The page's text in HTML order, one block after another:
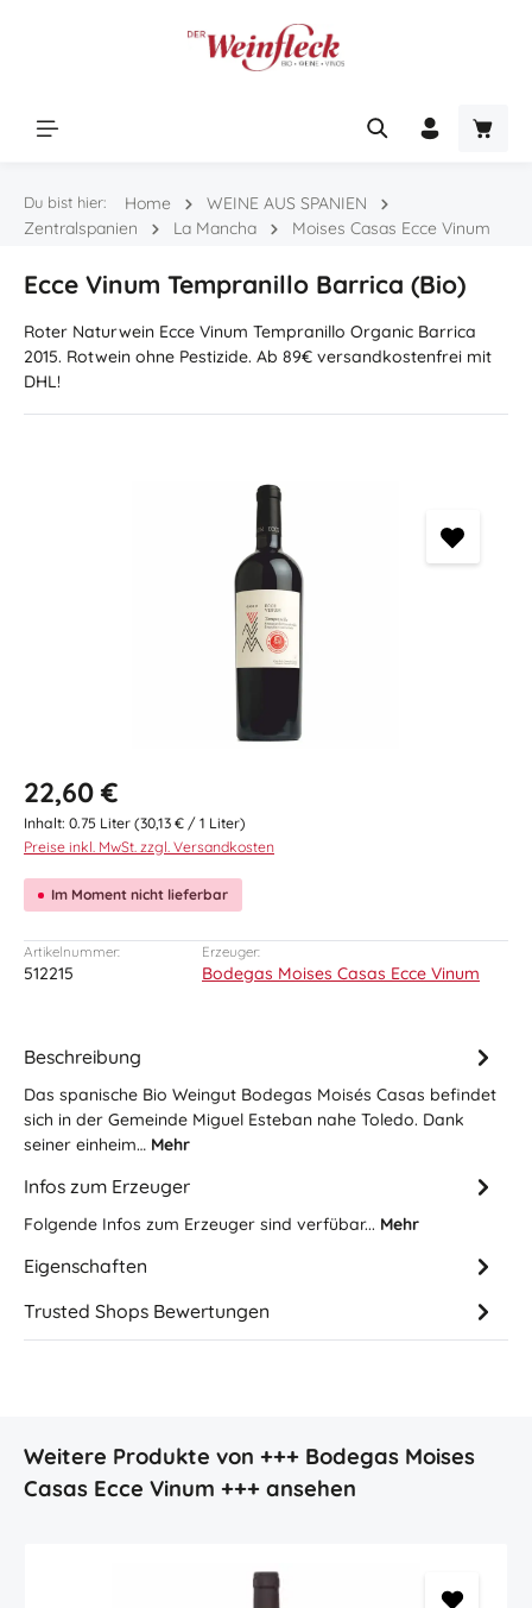
Du bist hier: Home
WEINE AUS SPANIEN
Zentralspanien
La Mancha Moises Casas Ecce Vinum
Ecce Vinum Tempranillo Barrica (Bio)
Roter Naturwein Ecce Vinum Tempranillo Organic Barrica
2015. Rotwein ohne Pestizide. Ab 89€ versandkostenfrei mit
DHL!
Regulärer Preis:
22,60 €
Inhalt: 0.75 Liter (30,13 € / 1 Liter)
Preise inkl. MwSt. zzgl. Versandkosten
Im Moment nicht lieferbar
Artikelnummer:
512215
Erzeuger:
Bodegas Moises Casas Ecce Vinum
Beschreibung
Das spanische Bio Weingut Bodegas Moisés Casas befindet
sich in der Gemeinde Miguel Esteban nahe Toledo. Dank
seiner einheim… Mehr
Infos zum Erzeuger
Folgende Infos zum Erzeuger sind verfübar... Mehr
Eigenschaften
Trusted Shops Bewertungen
Produktgalerie überspringen
Weitere Produkte von +++ Bodegas Moises
Casas Ecce Vinum +++ ansehen